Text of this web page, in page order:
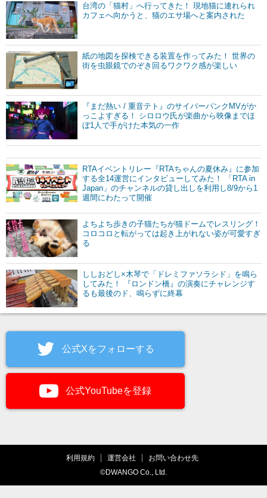
台湾の「猫村」へ行ってきた！ 現地猫に連れられ
カフェへ向かうと、猫のエサ場へと案内された
紙の地図を探検できる装置を作ってみた！ 世界の
街を虫眼鏡でのぞき回るワクワク感が楽しい
『まだ熱い / 重音テト』のサイバーパンクMVがか
っこよすぎる！ シロロウ氏が楽曲から映像までほ
ぼ1人で手がけた本気の一作
RTAイベントリレー『RTAちゃんの夏休み』に参加
する全14運営にインタビューしてみた！ 「RTA in
Japan」のチャンネルの貸し出しを利用し8/9から1
週間にわたって開催
よちよち歩きの子猫たちが猫ドームでレスリング！
コロコロと転がっては起き上がれない姿が可愛すぎ
る
ししおどし×木琴で「ドレミファソラシド」を鳴ら
してみた！ 『ロンドン橋』の演奏にチャレンジす
るも最後のド、鳴らずに終幕
公式Xをフォローする
公式YouTubeを登録
利用規約 運営会社
お問い合わせ先
©DWANGO Co., Ltd.